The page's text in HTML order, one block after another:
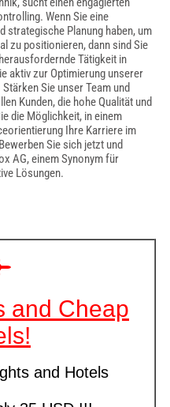
Wenn Sie eine
strategische Planung haben, um
zu positionieren, dann sind Sie
Tätigkeit in
aktiv zur Optimierung unserer
Sie unser Team und
Kunden, die hohe Qualität und
die Möglichkeit, in einem
Ihre Karriere im
Sie sich jetzt und
AG, einem Synonym für
Lösungen.